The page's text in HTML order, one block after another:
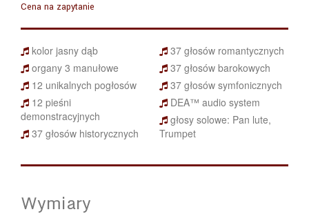
Cena na zapytanie
kolor jasny dąb
organy 3 manułowe
12 unikalnych pogłosów
12 pieśni
demonstracyjnych
37 głosów historycznych
37 głosów romantycznych
37 głosów barokowych
37 głosów symfonicznych
DEA™ audio system
głosy solowe: Pan lute,
Trumpet
Wymiary